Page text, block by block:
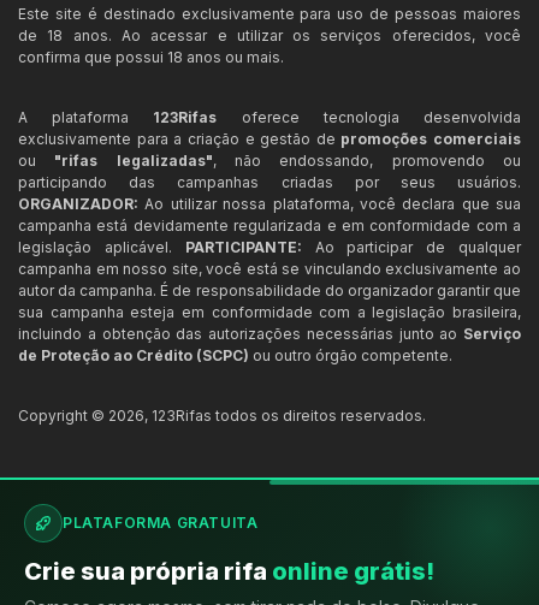
Este site é destinado exclusivamente para uso de pessoas maiores
de 18 anos. Ao acessar e utilizar os serviços oferecidos, você
confirma que possui 18 anos ou mais.
A plataforma 123Rifas oferece tecnologia desenvolvida
exclusivamente para a criação e gestão de promoções comerciais
ou "rifas legalizadas", não endossando, promovendo ou
participando das campanhas criadas por seus usuários.
ORGANIZADOR: Ao utilizar nossa plataforma, você declara que sua
campanha está devidamente regularizada e em conformidade com a
legislação aplicável. PARTICIPANTE: Ao participar de qualquer
campanha em nosso site, você está se vinculando exclusivamente ao
autor da campanha. É de responsabilidade do organizador garantir que
sua campanha esteja em conformidade com a legislação brasileira,
incluindo a obtenção das autorizações necessárias junto ao Serviço
de Proteção ao Crédito (SCPC) ou outro órgão competente.
Copyright © 2026, 123Rifas todos os direitos reservados.
PLATAFORMA GRATUITA
Crie sua própria rifa online grátis!